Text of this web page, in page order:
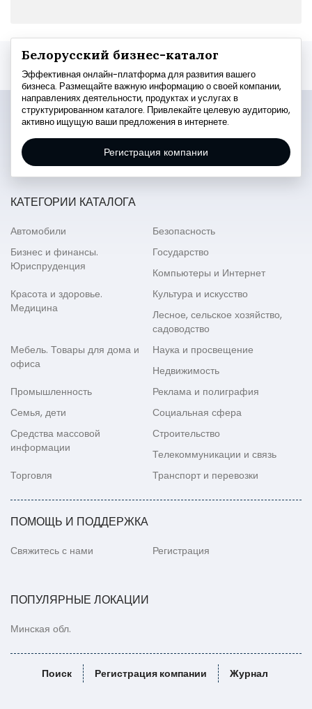
Белорусский бизнес-каталог
Эффективная онлайн-платформа для развития вашего
бизнеса. Размещайте важную информацию о своей компании,
направлениях деятельности, продуктах и услугах в
структурированном каталоге. Привлекайте целевую аудиторию,
активно ищущую ваши предложения в интернете.
Регистрация компании
КАТЕГОРИИ КАТАЛОГА
Автомобили
Безопасность
Бизнес и финансы.
Юриспруденция
Государство
Компьютеры и Интернет
Красота и здоровье.
Медицина
Культура и искусство
Лесное, сельское хозяйство,
садоводство
Мебель. Товары для дома и
офиса
Наука и просвещение
Недвижимость
Промышленность
Реклама и полиграфия
Семья, дети
Социальная сфера
Средства массовой
информации
Строительство
Телекоммуникации и связь
Торговля
Транспорт и перевозки
ПОМОЩЬ И ПОДДЕРЖКА
Свяжитесь с нами Регистрация
ПОПУЛЯРНЫЕ ЛОКАЦИИ
Минская обл.
Поиск Регистрация компании Журнал